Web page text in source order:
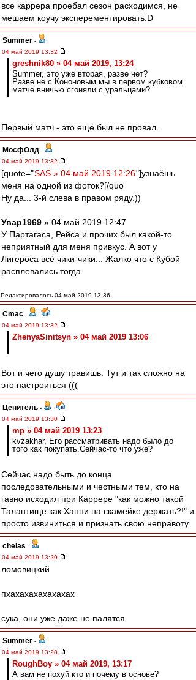
все каррера проебал сезон расходимся, не
мешаем коучу эксперементировать:D
Summer -
04 май 2019 13:32
greshnik80 » 04 май 2019, 13:24
Summer, это уже вторая, разве нет?
Разве не с Кононовым мы в первом кубковом
матче вничью сгоняли с уральцами?
Первый матч - это ещё был не провал.
МосфОлд -
04 май 2019 13:32
[quote="SAS » 04 май 2019 12:26"]узнаёшь
меня на одной из фоток?[/quo
Ну да... 3-й слева в правом ряду.))
Увар1969 » 04 май 2019 12:47
У Партагаса, Рейса и прочих был какой-то
неприятный для меня привкус. А вот у
Лигероса всё чики-чики... Жалко что с Кубой
расплевались тогда.
Редактировалось 04 май 2019 13:36
Cmac -
04 май 2019 13:32
ZhenyaSinitsyn » 04 май 2019 13:06
Вот и чего душу травишь. Тут и так сложно на
это настроиться (((
Ценитель -
04 май 2019 13:30
mp » 04 май 2019 13:23
kvzakhar, Его рассматривать надо было до
того как покупать.Сейчас-то что уже?
Сейчас надо быть до конца
последовательными и честными тем, кто на
гавно исходил при Каррере "как можно такой
Талантище как Ханни на скамейке держать?!" и
просто извиниться и признать свою неправоту.
chelas -
04 май 2019 13:29
ломовицкий
пхахахахахахахах
сука, они уже даже не палятся
Summer -
04 май 2019 13:28
RoughBoy » 04 май 2019, 13:17
А вам не похуй кто и почему в основе?